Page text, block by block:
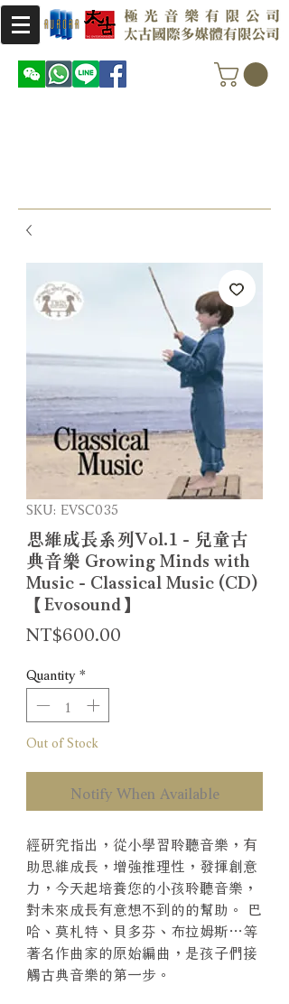
SKU: EVSC035
思維成長系列Vol.1 - 兒童古
典音樂 Growing Minds with
Music - Classical Music (CD)
【Evosound】
NT$600.00
Quantity *
Out of Stock
Notify When Available
經研究指出，從小學習聆聽音樂，有
助思維成長，增強推理性，發揮創意
力，今天起培養您的小孩聆聽音樂，
對未來成長有意想不到的的幫助。 巴
哈、莫札特、貝多芬、布拉姆斯…等
著名作曲家的原始編曲，是孩子們接
觸古典音樂的第一步。